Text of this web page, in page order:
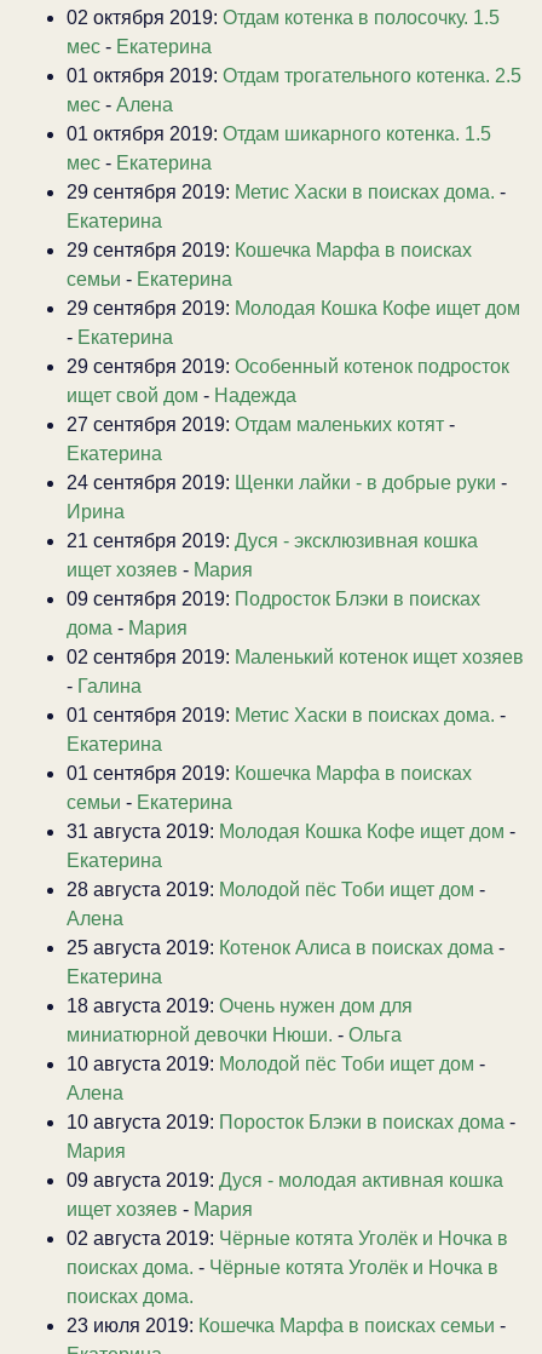
02 октября 2019: Отдам котенка в полосочку. 1.5
мес - Екатерина
01 октября 2019: Отдам трогательного котенка. 2.5
мес - Алена
01 октября 2019: Отдам шикарного котенка. 1.5
мес - Екатерина
29 сентября 2019: Метис Хаски в поисках дома. -
Екатерина
29 сентября 2019: Кошечка Марфа в поисках
семьи - Екатерина
29 сентября 2019: Молодая Кошка Кофе ищет дом
- Екатерина
29 сентября 2019: Особенный котенок подросток
ищет свой дом - Надежда
27 сентября 2019: Отдам маленьких котят -
Екатерина
24 сентября 2019: Щенки лайки - в добрые руки -
Ирина
21 сентября 2019: Дуся - эксклюзивная кошка
ищет хозяев - Мария
09 сентября 2019: Подросток Блэки в поисках
дома - Мария
02 сентября 2019: Маленький котенок ищет хозяев
- Галина
01 сентября 2019: Метис Хаски в поисках дома. -
Екатерина
01 сентября 2019: Кошечка Марфа в поисках
семьи - Екатерина
31 августа 2019: Молодая Кошка Кофе ищет дом -
Екатерина
28 августа 2019: Молодой пёс Тоби ищет дом -
Алена
25 августа 2019: Котенок Алиса в поисках дома -
Екатерина
18 августа 2019: Очень нужен дом для
миниатюрной девочки Нюши. - Ольга
10 августа 2019: Молодой пёс Тоби ищет дом -
Алена
10 августа 2019: Поросток Блэки в поисках дома -
Мария
09 августа 2019: Дуся - молодая активная кошка
ищет хозяев - Мария
02 августа 2019: Чёрные котята Уголёк и Ночка в
поисках дома. - Чёрные котята Уголёк и Ночка в
поисках дома.
23 июля 2019: Кошечка Марфа в поисках семьи -